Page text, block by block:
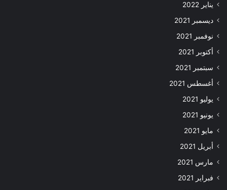
يناير 2022
ديسمبر 2021
نوفمبر 2021
أكتوبر 2021
سبتمبر 2021
أغسطس 2021
يوليو 2021
يونيو 2021
مايو 2021
أبريل 2021
مارس 2021
فبراير 2021